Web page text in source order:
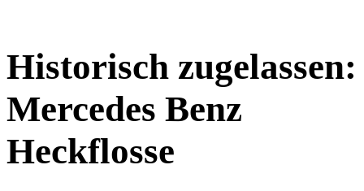
Historisch zugelassen:
Mercedes Benz
Heckflosse